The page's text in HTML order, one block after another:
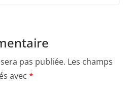
pas publiée. Les champs
avec *